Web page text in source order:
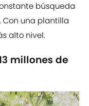
búsqueda
una plantilla
alto nivel.
millones de